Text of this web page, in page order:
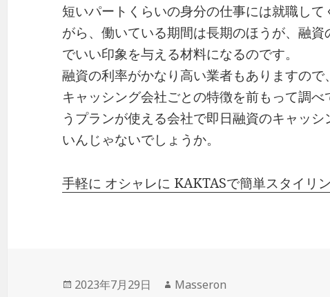
短いパートくらいの身分の仕事には就職し
がら、働いている期間は長期のほうが、融
でいい印象を与える材料になるのです。
融資の利率がかなり高い業者もありますの
キャッシング会社ごとの特徴を前もって調
うプランが使える会社で即日融資のキャッ
いんじゃないでしょうか。
手軽に オシャレに KAKTASで簡単スタイリ
投
2023年7月29日
作
Masseron